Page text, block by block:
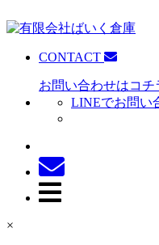
CONTACT
お問い合わせはコチ
LINEでお問い
×